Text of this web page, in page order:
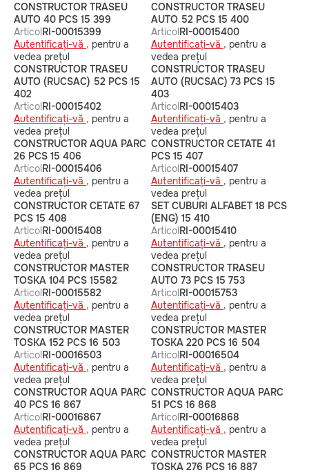
CONSTRUCTOR TRASEU
AUTO 40 PCS 15 399
ArticolRI-00015399
Autentificați-vă , pentru a
vedea prețul
CONSTRUCTOR TRASEU
AUTO 52 PCS 15 400
ArticolRI-00015400
Autentificați-vă , pentru a
vedea prețul
CONSTRUCTOR TRASEU
AUTO (RUCSAC) 52 PCS 15
402
ArticolRI-00015402
Autentificați-vă , pentru a
vedea prețul
CONSTRUCTOR TRASEU
AUTO (RUCSAC) 73 PCS 15
403
ArticolRI-00015403
Autentificați-vă , pentru a
vedea prețul
CONSTRUCTOR AQUA PARC
26 PCS 15 406
ArticolRI-00015406
Autentificați-vă , pentru a
vedea prețul
CONSTRUCTOR CETATE 41
PCS 15 407
ArticolRI-00015407
Autentificați-vă , pentru a
vedea prețul
CONSTRUCTOR CETATE 67
PCS 15 408
ArticolRI-00015408
Autentificați-vă , pentru a
vedea prețul
SET CUBURI ALFABET 18 PCS
(ENG) 15 410
ArticolRI-00015410
Autentificați-vă , pentru a
vedea prețul
CONSTRUCTOR MASTER
TOSKA 104 PCS 15582
ArticolRI-00015582
Autentificați-vă , pentru a
vedea prețul
CONSTRUCTOR TRASEU
AUTO 73 PCS 15 753
ArticolRI-00015753
Autentificați-vă , pentru a
vedea prețul
CONSTRUCTOR MASTER
TOSKA 152 PCS 16 503
ArticolRI-00016503
Autentificați-vă , pentru a
vedea prețul
CONSTRUCTOR MASTER
TOSKA 220 PCS 16 504
ArticolRI-00016504
Autentificați-vă , pentru a
vedea prețul
CONSTRUCTOR AQUA PARC
40 PCS 16 867
ArticolRI-00016867
Autentificați-vă , pentru a
vedea prețul
CONSTRUCTOR AQUA PARC
51 PCS 16 868
ArticolRI-00016868
Autentificați-vă , pentru a
vedea prețul
CONSTRUCTOR AQUA PARC
65 PCS 16 869
CONSTRUCTOR MASTER
TOSKA 276 PCS 16 887